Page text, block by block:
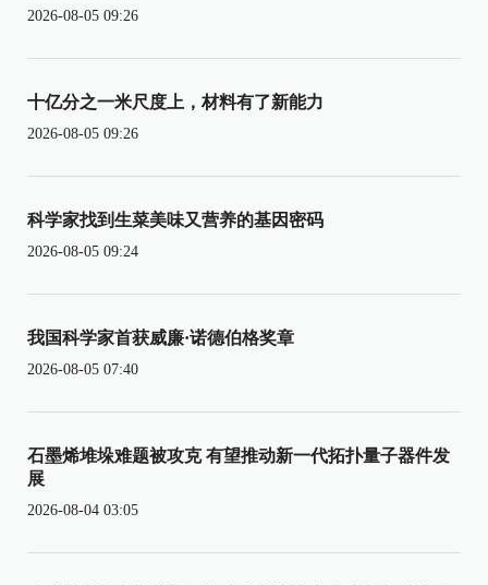
2026-08-05 09:26
十亿分之一米尺度上，材料有了新能力
2026-08-05 09:26
科学家找到生菜美味又营养的基因密码
2026-08-05 09:24
我国科学家首获威廉·诺德伯格奖章
2026-08-05 07:40
石墨烯堆垛难题被攻克 有望推动新一代拓扑量子器件发
展
2026-08-04 03:05